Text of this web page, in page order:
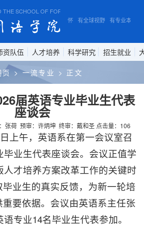
THE SCHOOL OF FOREIGN STUDIES, ANHUI
有家国情怀 有全球视野 有专业本领
资队伍 人才培养 科学研究 招生就业
> 一流专业 > 正文
届英语专业毕业生代表
座谈会
张荷 预审：许炳坤 终审：戴和圣 点击量： 106
上午，英语系在第一会议室召
毕业生代表座谈会。会议正值学
人才培养方案改革工作的关键时
业生的真实反馈，为新一轮培
要依据。会议由英语系主任张
专业14名毕业生代表参加。